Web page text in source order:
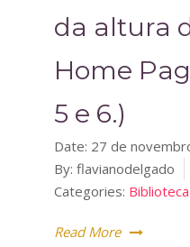
da altura
Home
5 e 6.)
Date: 27 de
By: flavianodelgado
Categories: Biblioteca
Read More